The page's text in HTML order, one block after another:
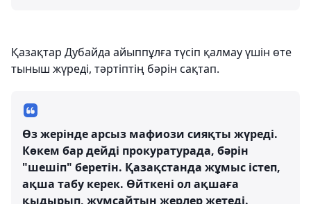
Қазақтар Дубайда айыппұлға түсіп қалмау үшін өте
тыныш жүреді, тәртіптің бәрін сақтап.
Өз жерінде арсыз мафиози сияқты жүреді.
Көкем бар дейді прокуратурада, бәрін
"шешіп" беретін. Қазақстанда жұмыс істеп,
ақша табу керек. Өйткені ол ақшаға
қыдырып, жұмсайтын жерлер жетеді.